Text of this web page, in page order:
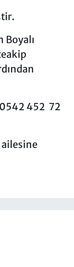
Boyalı
452 72